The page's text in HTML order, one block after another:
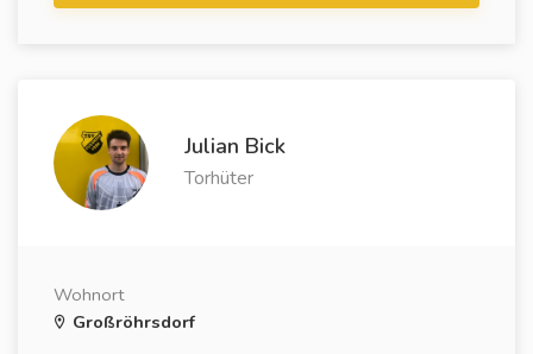
Julian Bick
Torhüter
Wohnort
Großröhrsdorf